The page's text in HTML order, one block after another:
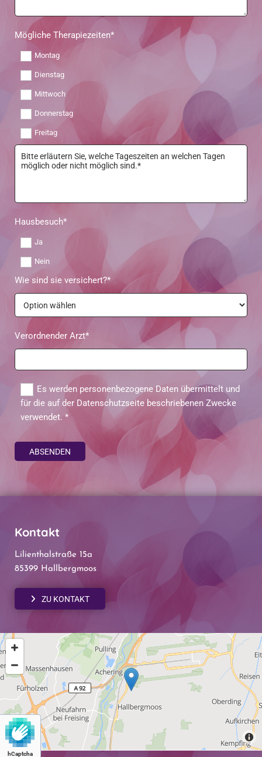
Mögliche Therapiezeiten*
Montag
Dienstag
Mittwoch
Donnerstag
Freitag
Hausbesuch*
Ja
Nein
Wie sind sie versichert?*
Verordnender Arzt*
Es werden personenbezogene Daten übermittelt und
für die auf der Datenschutzseite beschriebenen Zwecke
verwendet. *
hCaptcha
Kontakt
Lilienthalstraße 15a
85399 Hallbergmoos
ZU KONTAKT